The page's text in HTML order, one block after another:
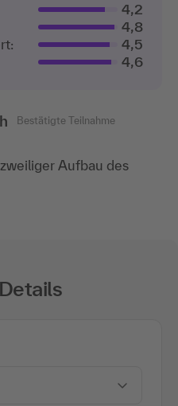
4,2
4,8
4,5
4,6
Bestätigte Teilnahme
Aufbau des